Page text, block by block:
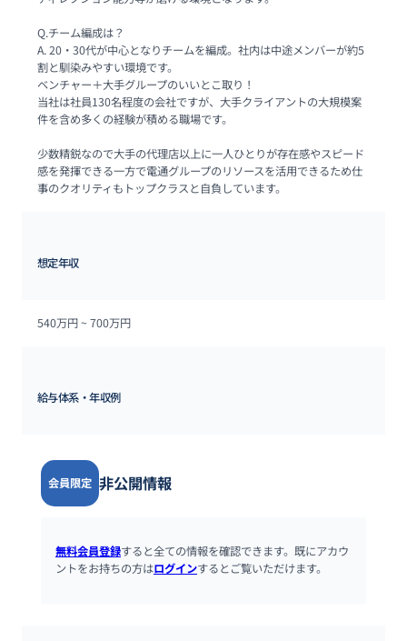
Q.チーム編成は？
A. 20・30代が中心となりチームを編成。社内は中途メンバーが約5
割と馴染みやすい環境です。
ベンチャー＋大手グループのいいとこ取り！
当社は社員130名程度の会社ですが、大手クライアントの大規模案
件を含め多くの経験が積める職場です。
少数精鋭なので大手の代理店以上に一人ひとりが存在感やスピード
感を発揮できる一方で電通グループのリソースを活用できるため仕
事のクオリティもトップクラスと自負しています。
想定年収
540万円 ~ 700万円
給与体系・年収例
会員限定 非公開情報
無料会員登録すると全ての情報を確認できます。既にアカウ
ントをお持ちの方はログインするとご覧いただけます。